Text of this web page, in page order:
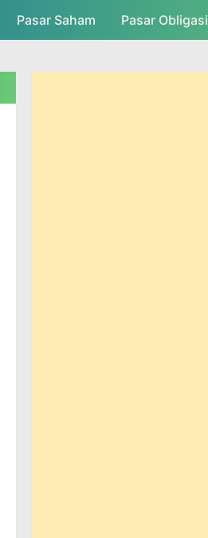
Pasar Saham Pasar Obligasi